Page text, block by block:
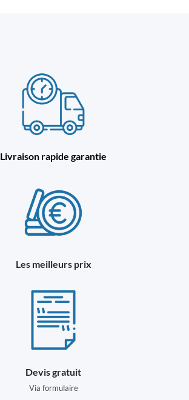
Livraison rapide garantie
Les meilleurs prix
Devis gratuit
Via formulaire